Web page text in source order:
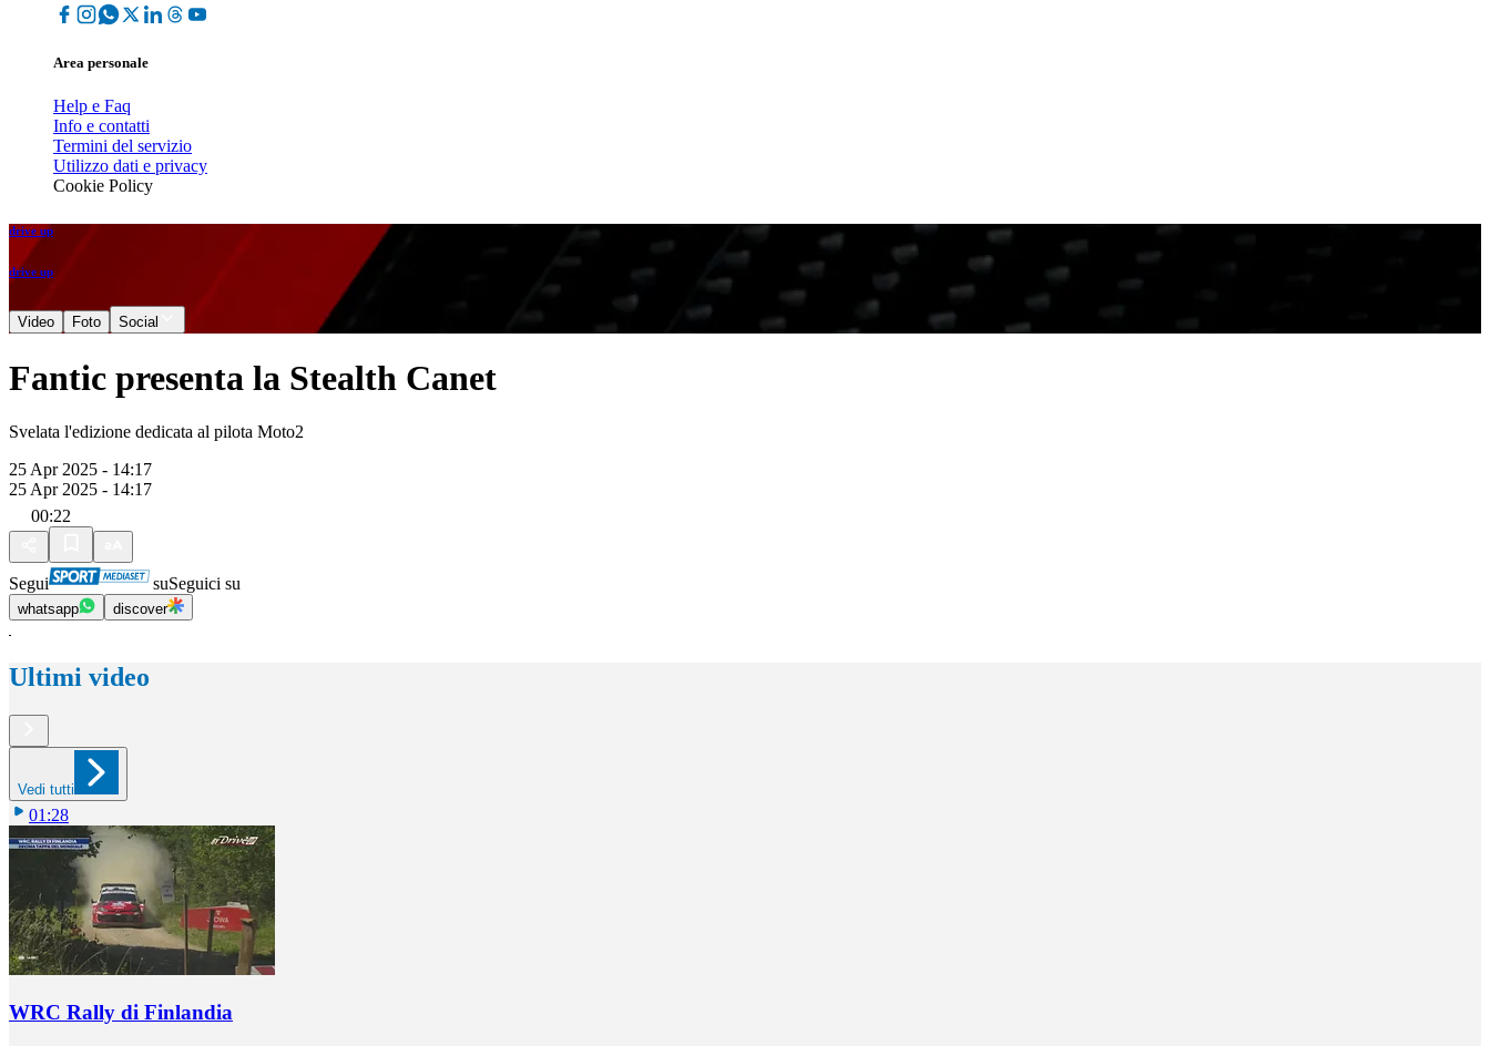
Area personale
Help e Faq
Info e contatti
Termini del servizio
Utilizzo dati e privacy
Cookie Policy
drive up
drive up
Video Foto Social
Fantic presenta la Stealth Canet
Svelata l'edizione dedicata al pilota Moto2
25 Apr 2025 - 14:17
25 Apr 2025 - 14:17
00:22
Segui suSeguici su
whatsapp discover
Ultimi video
Vedi tutti
01:28
WRC Rally di Finlandia